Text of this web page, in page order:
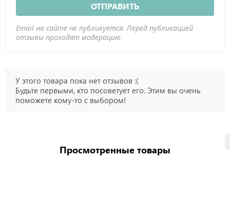
ОТПРАВИТЬ
Email на сайте не публикуется. Перед публикацией
отзывы проходят модерацию
У этого товара пока нет отзывов :(
Будьте первыми, кто посоветует его. Этим вы очень
поможете кому-то с выбором!
Просмотренные товары